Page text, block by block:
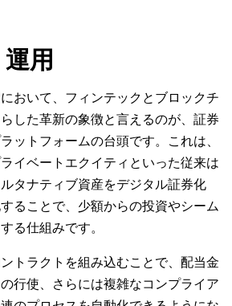
用
おいて、フィンテックとブロックチ
した革新の象徴と言えるのが、証券
ットフォームの台頭です。これは、
イベートエクイティといった従来は
タナティブ資産をデジタル証券化
ることで、少額からの投資やシーム
る仕組みです。
トラクトを組み込むことで、配当金
行使、さらには複雑なコンプライア